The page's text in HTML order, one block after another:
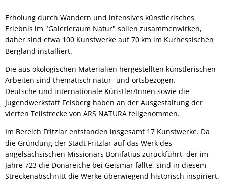
Erholung durch Wandern und intensives künstlerisches
Erlebnis im "Galerieraum Natur" sollen zusammenwirken,
daher sind etwa 100 Kunstwerke auf 70 km im Kurhessischen
Bergland installiert.
Die aus ökologischen Materialien hergestellten künstlerischen
Arbeiten sind thematisch natur- und ortsbezogen.
Deutsche und internationale Künstler/Innen sowie die
Jugendwerkstatt Felsberg haben an der Ausgestaltung der
vierten Teilstrecke von ARS NATURA teilgenommen.
Im Bereich Fritzlar entstanden insgesamt 17 Kunstwerke. Da
die Gründung der Stadt Fritzlar auf das Werk des
angelsächsischen Missionars Bonifatius zurückführt, der im
Jahre 723 die Donareiche bei Geismar fällte, sind in diesem
Streckenabschnitt die Werke überwiegend historisch inspiriert.